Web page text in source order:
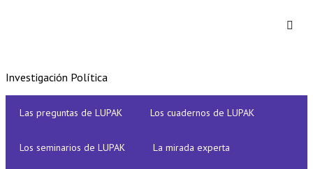
Investigación Política
Las preguntas de LUPAK Los cuadernos de LUPAK
Los seminarios de LUPAK La mirada experta